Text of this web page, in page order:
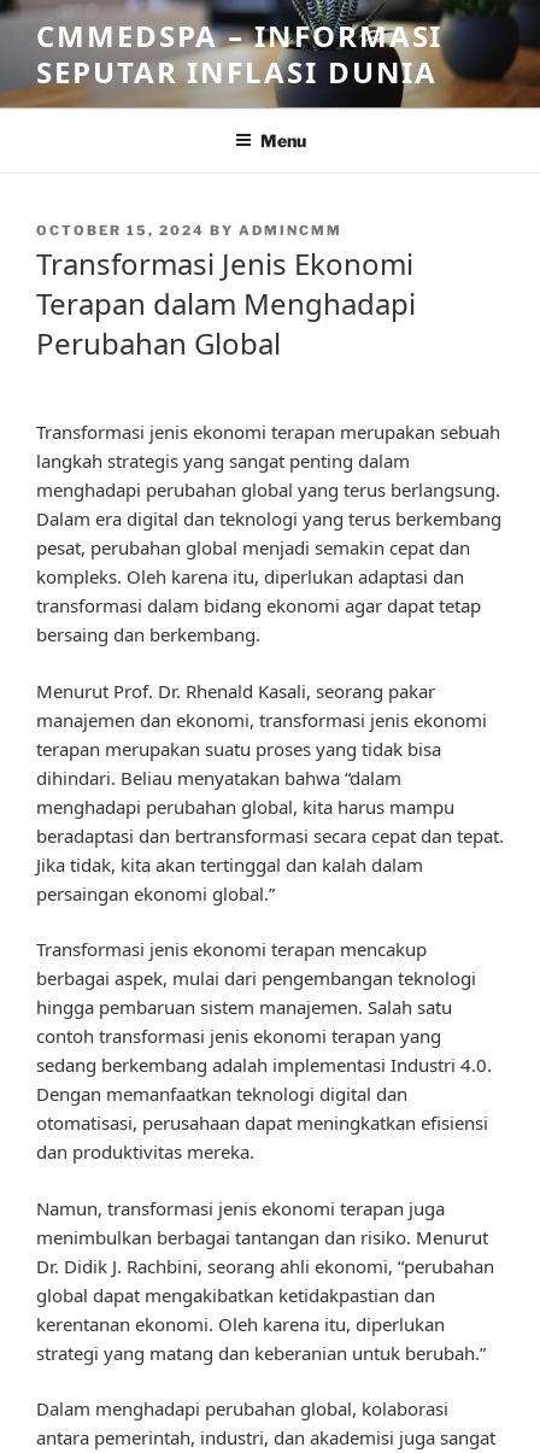
Skip
content
CMMEDSPA – INFORMASI
SEPUTAR INFLASI DUNIA
Menu
POSTED
OCTOBER 15, 2024 BY ADMINCMM
Transformasi Jenis Ekonomi
Terapan dalam Menghadapi
Perubahan Global
Transformasi jenis ekonomi terapan merupakan sebuah
langkah strategis yang sangat penting dalam
menghadapi perubahan global yang terus berlangsung.
Dalam era digital dan teknologi yang terus berkembang
pesat, perubahan global menjadi semakin cepat dan
kompleks. Oleh karena itu, diperlukan adaptasi dan
transformasi dalam bidang ekonomi agar dapat tetap
bersaing dan berkembang.
Menurut Prof. Dr. Rhenald Kasali, seorang pakar
manajemen dan ekonomi, transformasi jenis ekonomi
terapan merupakan suatu proses yang tidak bisa
dihindari. Beliau menyatakan bahwa “dalam
menghadapi perubahan global, kita harus mampu
beradaptasi dan bertransformasi secara cepat dan tepat.
Jika tidak, kita akan tertinggal dan kalah dalam
persaingan ekonomi global.”
Transformasi jenis ekonomi terapan mencakup
berbagai aspek, mulai dari pengembangan teknologi
hingga pembaruan sistem manajemen. Salah satu
contoh transformasi jenis ekonomi terapan yang
sedang berkembang adalah implementasi Industri 4.0.
Dengan memanfaatkan teknologi digital dan
otomatisasi, perusahaan dapat meningkatkan efisiensi
dan produktivitas mereka.
Namun, transformasi jenis ekonomi terapan juga
menimbulkan berbagai tantangan dan risiko. Menurut
Dr. Didik J. Rachbini, seorang ahli ekonomi, “perubahan
global dapat mengakibatkan ketidakpastian dan
kerentanan ekonomi. Oleh karena itu, diperlukan
strategi yang matang dan keberanian untuk berubah.”
Dalam menghadapi perubahan global, kolaborasi
antara pemerintah, industri, dan akademisi juga sangat